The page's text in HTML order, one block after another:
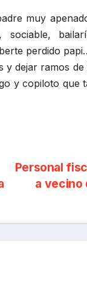
muy
sociable,
perdido
dejar ramos
y copiloto que
Personal
a vecino